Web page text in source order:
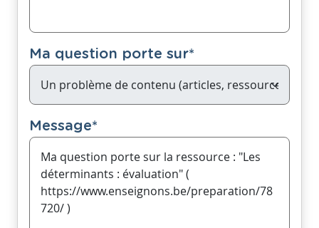
Ma question porte sur*
Message*